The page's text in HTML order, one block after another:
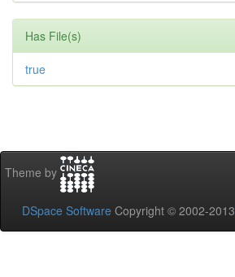
Has File(s)
true
Theme by
DSpace Software Copyright © 2002-2013